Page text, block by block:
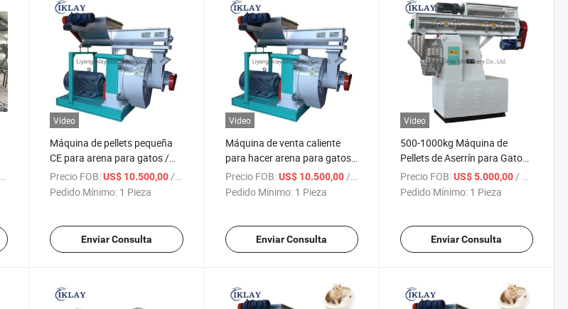
Vídeo
Máquina de pellets pequeña
CE para arena para gatos /
molino de arena para gatos /
fábrica de máquina de tofu
Precio FOB: US$ 10.500,00/ Pieza
Pedido Mínimo: 1 Pieza
Enviar Consulta
Vídeo
Máquina de venta caliente
para hacer arena para gatos /
Máquina para hacer arena de
tofu para gatos a buen precio,
Precio FOB: US$ 10.500,00/ Pieza
Pedido Mínimo: 1 Pieza
Enviar Consulta
Vídeo
500-1000kg Máquina de
Pellets de Aserrín para Gatos
Pequeños por Hora Máquina
de Fabricación de Comida
Precio FOB: US$ 5.000,00/ Pieza
Pedido Mínimo: 1 Pieza
Enviar Consulta